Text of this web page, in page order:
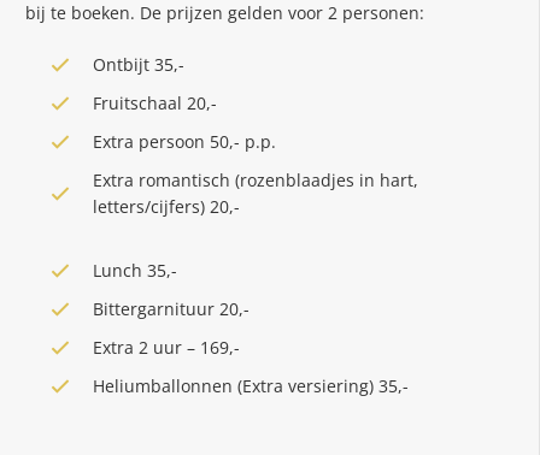
bij te boeken. De prijzen gelden voor 2 personen:
Ontbijt 35,-
Fruitschaal 20,-
Extra persoon 50,- p.p.
Extra romantisch (rozenblaadjes in hart,
letters/cijfers) 20,-
Lunch 35,-
Bittergarnituur 20,-
Extra 2 uur – 169,-
Heliumballonnen (Extra versiering) 35,-